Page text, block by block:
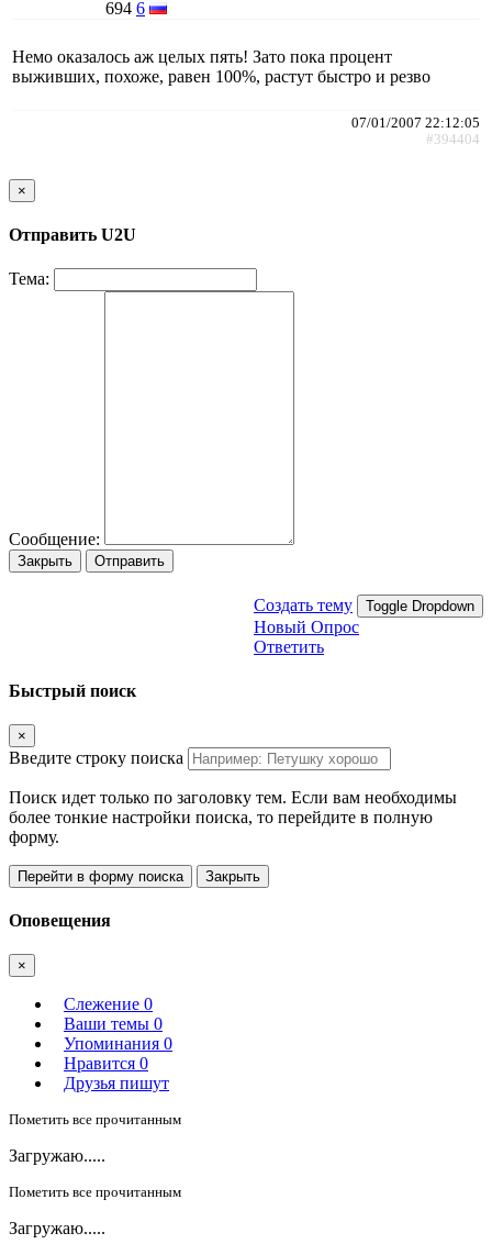
694 6
Немо оказалось аж целых пять! Зато пока процент
выживших, похоже, равен 100%, растут быстро и резво
07/01/2007 22:12:05
#394404
×
Отправить U2U
Тема:
Сообщение:
Закрыть Отправить
Создать тему Toggle Dropdown
Новый Опрос
Ответить
Быстрый поиск
×
Введите строку поиска
Поиск идет только по заголовку тем. Если вам необходимы
более тонкие настройки поиска, то перейдите в полную
форму.
Перейти в форму поиска Закрыть
Оповещения
×
Слежение 0
Ваши темы 0
Упоминания 0
Нравится 0
Друзья пишут
Пометить все прочитанным
Загружаю.....
Пометить все прочитанным
Загружаю.....